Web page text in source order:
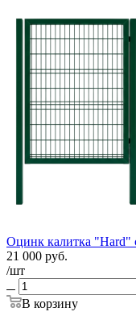
Оцинк калитка "Hard"
21 000 руб.
/шт
В корзину